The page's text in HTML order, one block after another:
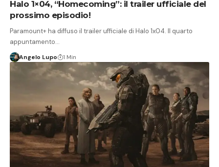
Halo 1×04, “Homecoming”: il trailer ufficiale del
prossimo episodio!
Paramount+ ha diffuso il trailer ufficiale di Halo 1x04. Il quarto
appuntamento…
Angelo Lupo 1 Min